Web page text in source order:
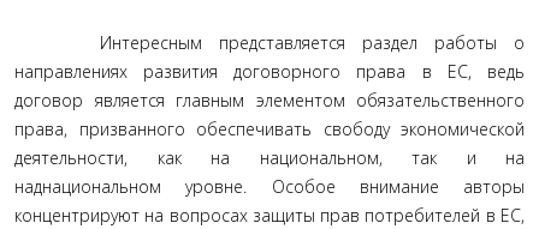
Интересным представляется раздел работы о
направлениях развития договорного права в ЕС, ведь
договор является главным элементом обязательственного
права, призванного обеспечивать свободу экономической
деятельности, как на национальном, так и на
наднациональном уровне. Особое внимание авторы
концентрируют на вопросах защиты прав потребителей в ЕС,